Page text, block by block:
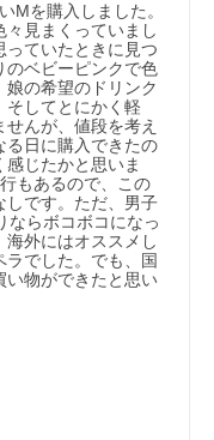
Mを購入しました。
見まくっていまし
っていたときに見つ
のベビーピンクで色
娘の希望のドリンク
そしてとにかく軽
んが、値段を考え
る日に購入できたの
じたかと思いま
もあるので、この
しです。ただ、男子
ならボコボコになっ
外にはオススメし
ラでした。でも、国
い物ができたと思い